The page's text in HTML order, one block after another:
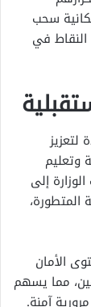
سحب
في
وتعليم
إلى
المتطورة،
الأمان
مما يسهم
إلى بيئة مرورية آمنة.